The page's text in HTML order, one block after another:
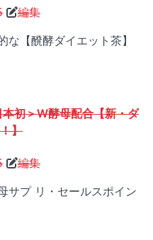
編集
な【醗酵ダイエット茶】
初＞W酵母配合【新・ダ
】
編集
サプ リ・セールスポイン